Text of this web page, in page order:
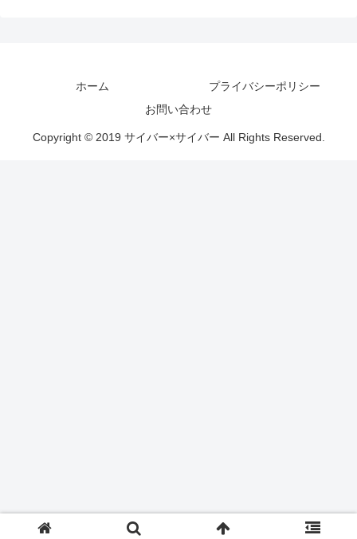
ホーム
プライバシーポリシー
お問い合わせ
Copyright © 2019 サイバー×サイバー All Rights Reserved.